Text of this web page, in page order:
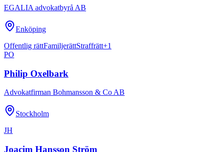
EGALIA advokatbyrå AB
Enköping
Offentlig rättFamiljerättStraffrätt+1
PO
Philip Oxelbark
Advokatfirman Bohmansson & Co AB
Stockholm
JH
Joacim Hansson Ström